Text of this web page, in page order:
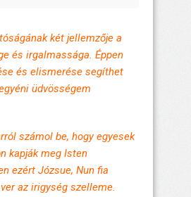
két jellemzője a
és irgalmassága. Éppen
és elismerése segíthet
üdvösségem
számol be, hogy egyesek
kapják meg Isten
ezért Józsue, Nun fia
az irigység szelleme.